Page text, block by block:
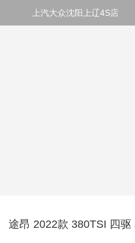
上汽大众沈阳上辽4S店
途昂 2022款 380TSI 四驱